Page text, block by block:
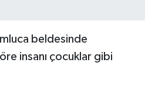
beldesinde
insanı çocuklar gibi